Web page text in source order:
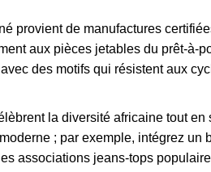
provient de manufactures
aux pièces jetables du prêt-à-
avec des motifs qui résistent aux
la diversité africaine tout
; par exemple, intégrez
associations jeans-tops